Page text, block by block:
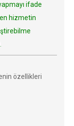
ifade
hizmetin
özellikleri